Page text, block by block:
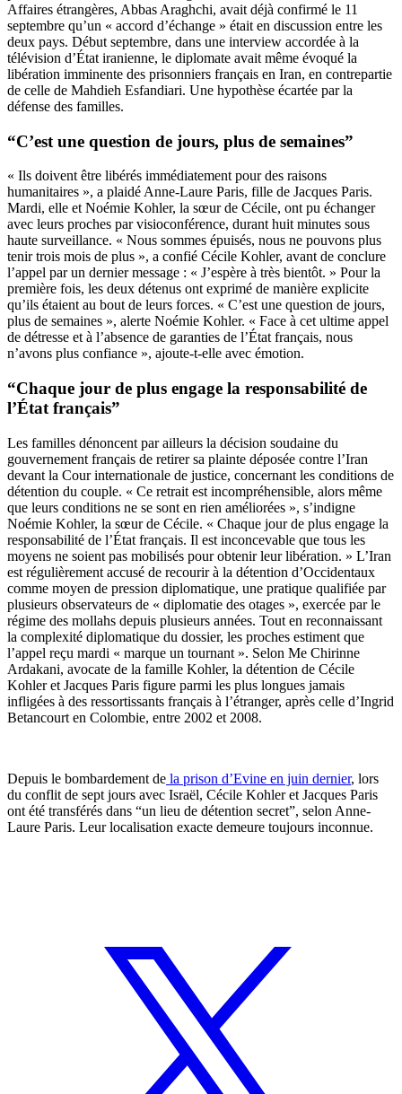
Affaires étrangères, Abbas Araghchi, avait déjà confirmé le 11
septembre qu’un « accord d’échange » était en discussion entre les
deux pays. Début septembre, dans une interview accordée à la
télévision d’État iranienne, le diplomate avait même évoqué la
libération imminente des prisonniers français en Iran, en contrepartie
de celle de Mahdieh Esfandiari. Une hypothèse écartée par la
défense des familles.
“C’est une question de jours, plus de semaines”
« Ils doivent être libérés immédiatement pour des raisons
humanitaires », a plaidé Anne-Laure Paris, fille de Jacques Paris.
Mardi, elle et Noémie Kohler, la sœur de Cécile, ont pu échanger
avec leurs proches par visioconférence, durant huit minutes sous
haute surveillance. « Nous sommes épuisés, nous ne pouvons plus
tenir trois mois de plus », a confié Cécile Kohler, avant de conclure
l’appel par un dernier message : « J’espère à très bientôt. » Pour la
première fois, les deux détenus ont exprimé de manière explicite
qu’ils étaient au bout de leurs forces. « C’est une question de jours,
plus de semaines », alerte Noémie Kohler. « Face à cet ultime appel
de détresse et à l’absence de garanties de l’État français, nous
n’avons plus confiance », ajoute-t-elle avec émotion.
“Chaque jour de plus engage la responsabilité de
l’État français”
Les familles dénoncent par ailleurs la décision soudaine du
gouvernement français de retirer sa plainte déposée contre l’Iran
devant la Cour internationale de justice, concernant les conditions de
détention du couple. « Ce retrait est incompréhensible, alors même
que leurs conditions ne se sont en rien améliorées », s’indigne
Noémie Kohler, la sœur de Cécile. « Chaque jour de plus engage la
responsabilité de l’État français. Il est inconcevable que tous les
moyens ne soient pas mobilisés pour obtenir leur libération. » L’Iran
est régulièrement accusé de recourir à la détention d’Occidentaux
comme moyen de pression diplomatique, une pratique qualifiée par
plusieurs observateurs de « diplomatie des otages », exercée par le
régime des mollahs depuis plusieurs années. Tout en reconnaissant
la complexité diplomatique du dossier, les proches estiment que
l’appel reçu mardi « marque un tournant ». Selon Me Chirinne
Ardakani, avocate de la famille Kohler, la détention de Cécile
Kohler et Jacques Paris figure parmi les plus longues jamais
infligées à des ressortissants français à l’étranger, après celle d’Ingrid
Betancourt en Colombie, entre 2002 et 2008.
Depuis le bombardement de la prison d’Evine en juin dernier, lors
du conflit de sept jours avec Israël, Cécile Kohler et Jacques Paris
ont été transférés dans “un lieu de détention secret”, selon Anne-
Laure Paris. Leur localisation exacte demeure toujours inconnue.